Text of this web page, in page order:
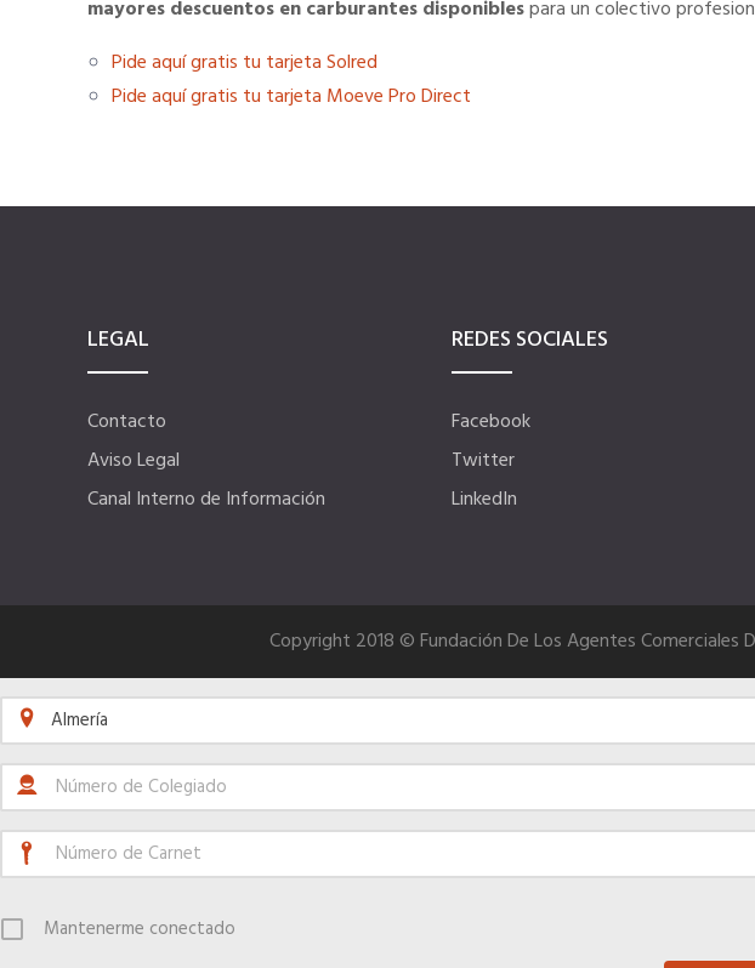
mayores descuentos en carburantes disponiblespara un colectivo
Pide aquí gratis tu tarjeta Solred
Pide aquí gratis tu tarjeta Moeve Pro Direct
LEGAL
Contacto
Aviso Legal
Canal Interno de Información
REDES SOCIALES
Facebook
Twitter
LinkedIn
Copyright 2018 © Fundación De Los Agentes Comerciales
Almería
Mantenerme conectado